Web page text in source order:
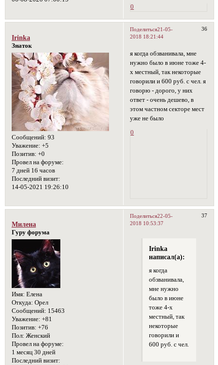
0
Поделиться 36
21-05-
2018 18:21:44
Irinka
Знаток
Сообщений: 93
Уважение: +5
Позитив: +0
Провел на форуме:
7 дней 16 часов
Последний визит:
14-05-2021 19:26:10
я когда обзванивала, мне
нужно было в июне тоже 4-
х местный, так некоторые
говорили и 600 руб. с чел. я
говорю - дорого, у них
ответ - очень дешево, в
этом частном секторе мест
уже не было
0
Поделиться 37
22-05-
2018 10:53:37
Милена
Гуру форума
Имя: Елена
Откуда: Орел
Сообщений: 15463
Уважение: +81
Позитив: +76
Пол: Женский
Провел на форуме:
1 месяц 30 дней
Последний визит:
Irinka
написал(а):
я когда
обзванивала,
мне нужно
было в июне
тоже 4-х
местный, так
некоторые
говорили и
600 руб. с чел.